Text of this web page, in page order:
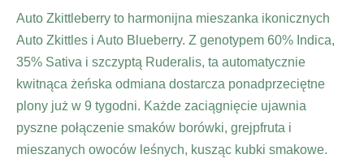
Auto Zkittleberry to harmonijna mieszanka ikonicznych
Auto Zkittles i Auto Blueberry. Z genotypem 60% Indica,
35% Sativa i szczyptą Ruderalis, ta automatycznie
kwitnąca żeńska odmiana dostarcza ponadprzeciętne
plony już w 9 tygodni. Każde zaciągnięcie ujawnia
pyszne połączenie smaków borówki, grejpfruta i
mieszanych owoców leśnych, kusząc kubki smakowe.